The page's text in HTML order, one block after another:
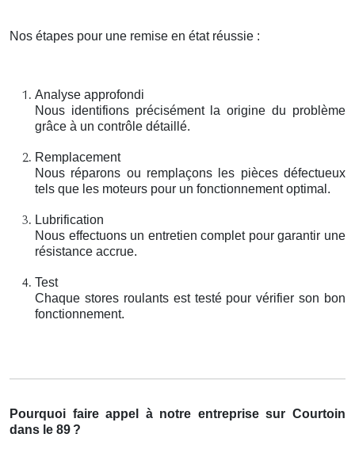
Nos étapes pour une remise en état réussie :
Analyse approfondi
Nous identifions précisément la origine du problème
grâce à un contrôle détaillé.
Remplacement
Nous réparons ou remplaçons les pièces défectueux
tels que les moteurs pour un fonctionnement optimal.
Lubrification
Nous effectuons un entretien complet pour garantir une
résistance accrue.
Test
Chaque stores roulants est testé pour vérifier son bon
fonctionnement.
Pourquoi faire appel à notre entreprise sur Courtoin
dans le 89 ?